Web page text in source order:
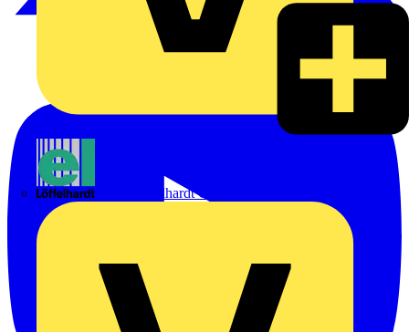
Emil Löffelhardt GmbH & Co. KG